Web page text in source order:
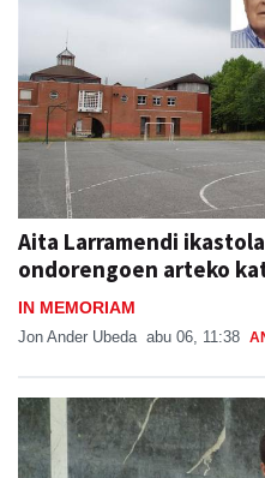
Aita Larramendi
ondorengoen arteko
IN MEMORIAM
Jon Ander Ubeda abu 06, 11:38